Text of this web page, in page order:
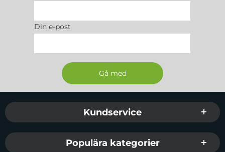
Din e-post
Sidfot Blandad info och länkar
Kundservice
Populära kategorier